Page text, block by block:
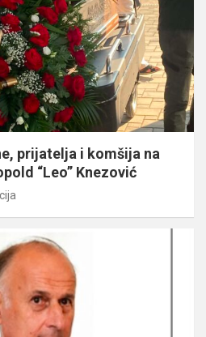
prijatelja i komšija na
“Leo” Knezović